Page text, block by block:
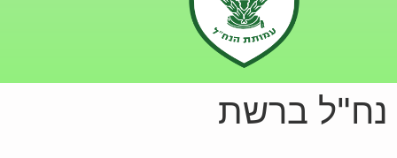
נח"ל ברשת